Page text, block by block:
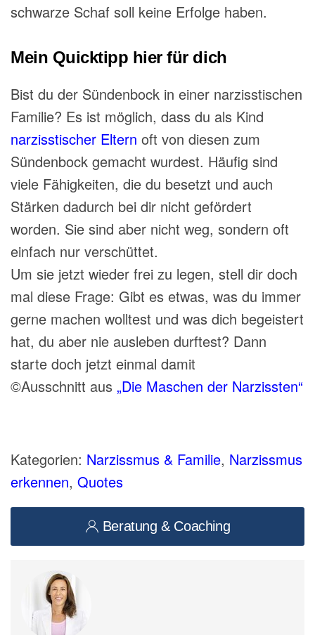
schwarze Schaf soll keine Erfolge haben.
Mein Quicktipp hier für dich⁣⁣
Bist du der Sündenbock in einer narzisstischen
Familie? Es ist möglich, dass du als Kind
narzisstischer Eltern oft von diesen zum
Sündenbock gemacht wurdest. Häufig sind
viele Fähigkeiten, die du besetzt und auch
Stärken dadurch bei dir nicht gefördert
worden. Sie sind aber nicht weg, sondern oft
einfach nur verschüttet.
Um sie jetzt wieder frei zu legen, stell dir doch
mal diese Frage: Gibt es etwas, was du immer
gerne machen wolltest und was dich begeistert
hat, du aber nie ausleben durftest? Dann
starte doch jetzt einmal damit
©️Ausschnitt aus „Die Maschen der Narzissten⁣⁣“
Kategorien: Narzissmus & Familie, Narzissmus
erkennen, Quotes
Beratung & Coaching